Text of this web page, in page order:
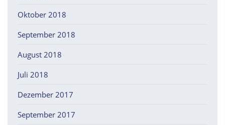
Oktober 2018
September 2018
August 2018
Juli 2018
Dezember 2017
September 2017